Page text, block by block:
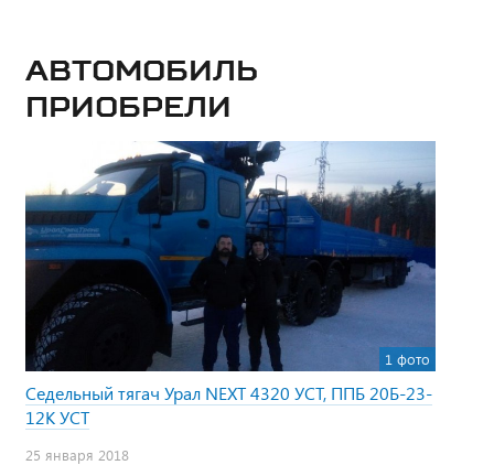
Автомобиль
приобрели
1 фото
Седельный тягач Урал NEXT 4320 УСТ, ППБ 20Б-23-
12К УСТ
25 января 2018